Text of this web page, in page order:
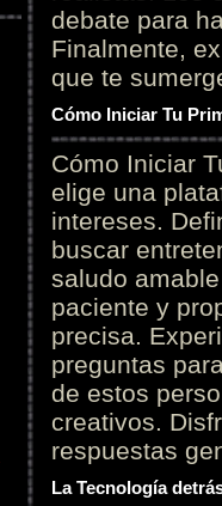
debate para
Finalmente,
que te
Cómo Iniciar Tu
Cómo Iniciar
elige una
intereses.
buscar
saludo
paciente y
precisa.
preguntas
de estos
creativos.
respuestas
La Tecnología